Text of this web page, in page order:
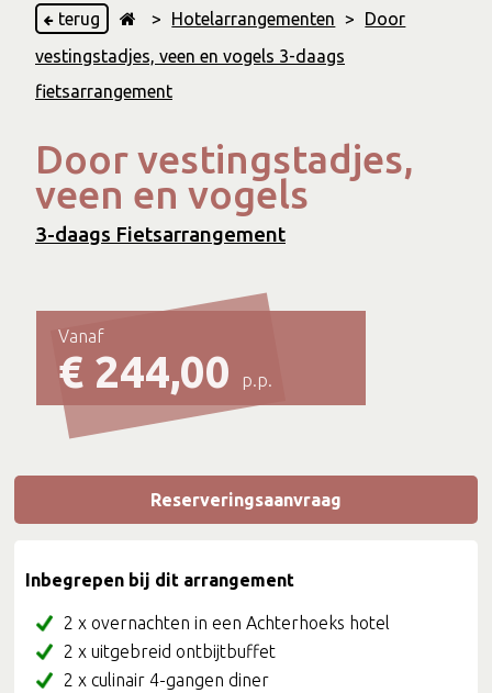
terug > Hotelarrangementen >
Door
vestingstadjes, veen en vogels 3-daags
fietsarrangement
Door vestingstadjes,
veen en vogels
3-daags Fietsarrangement
Vanaf
€ 244,00 p.p.
Reserveringsaanvraag
Inbegrepen bij dit arrangement
2 x overnachten in een Achterhoeks hotel
2 x uitgebreid ontbijtbuffet
2 x culinair 4-gangen diner